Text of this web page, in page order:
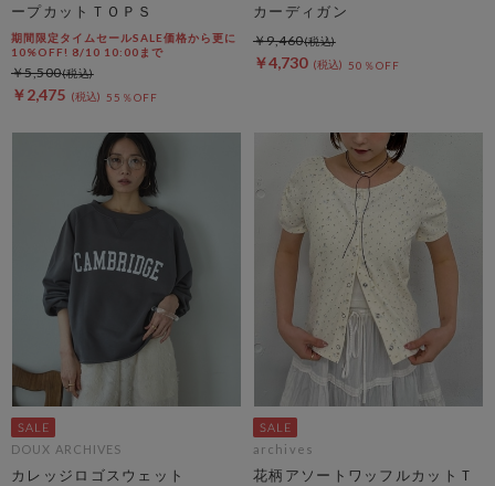
ープカットＴＯＰＳ
期間限定タイムセールSALE価格から更に
10%OFF! 8/10 10:00まで
￥2,475 55％OFF
￥5,500
カーディガン
￥4,730 50％OFF
￥9,460
DOUX ARCHIVES
カレッジロゴスウェット
archives
花柄アソートワッフルカットＴ